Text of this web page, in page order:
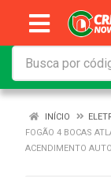
INÍCIO
FOGÃO 4 BOCAS
ACENDIMENTO